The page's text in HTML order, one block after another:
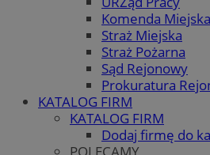
Komenda
Straż Miejska
Straż Pożarna
Sąd Rejonowy
Prokuratura
KATALOG FIRM
KATALOG FIRM
Dodaj firmę do